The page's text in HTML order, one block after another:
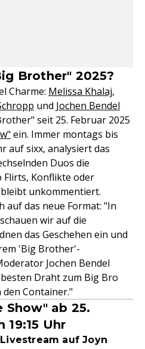
Brother" 2025?
Charme: Melissa Khalaj,
und Jochen Bendel
seit 25. Februar 2025
ein. Immer montags bis
auf sixx, analysiert das
Duos die
Flirts, Konflikte oder
unkommentiert.
auf das neue Format: "In
wir auf die
das Geschehen ein und
'Big Brother'-
Jochen Bendel
Draht zum Big Bro
Container."
Show" ab 25.
19:15 Uhr
auf Joyn